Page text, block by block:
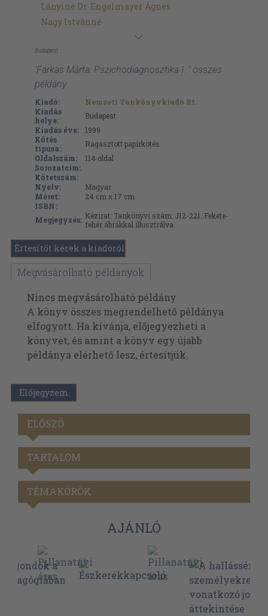
Lányiné Dr. Engelmayer Ágnes
Nagy Istvánné
Budapest
'Farkas Márta: Pszichodiagnosztika I. ' összes
példány
Kiadó:
Nemzeti Tankönyvkiadó Rt.
Kiadás
helye:
Budapest
Kiadás éve:
1999
Kötés
típusa:
Ragasztott papírkötés
Oldalszám:
114 oldal
Sorozatcím:
Kötetszám:
Nyelv:
Magyar
Méret:
24 cm x 17 cm
ISBN:
Megjegyzés: Kézirat. Tankönyvi szám: J12-221. Fekete-
fehér ábrákkal illusztrálva.
Értesítőt kérek a kiadóról
Megvásárolható példányok
Nincs megvásárolható példány
A könyv összes megrendelhető példánya
elfogyott. Ha kívánja, előjegyezheti a
könyvet, és amint a könyv egy újabb
példánya elérhető lesz, értesítjük.
Előjegyzem
ELŐSZÓ
TARTALOM
TÉMAKÖRÖK
AJÁNLÓ